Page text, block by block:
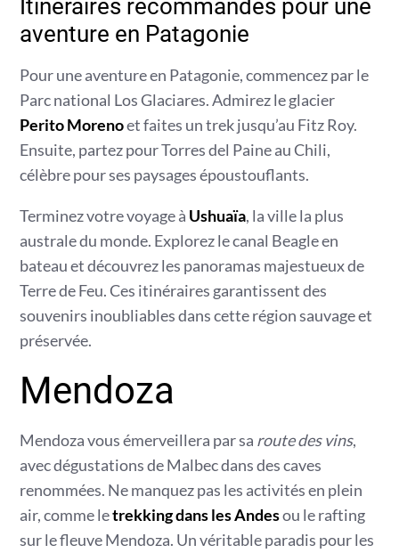
Itinéraires recommandés pour une
aventure en Patagonie
Pour une aventure en Patagonie, commencez par le
Parc national Los Glaciares. Admirez le glacier
Perito Morenoet faites un trek jusqu’au Fitz Roy.
Ensuite, partez pour Torres del Paine au Chili,
célèbre pour ses paysages époustouflants.
Terminez votre voyage à Ushuaïa, la ville la plus
australe du monde. Explorez le canal Beagle en
bateau et découvrez les panoramas majestueux de
Terre de Feu. Ces itinéraires garantissent des
souvenirs inoubliables dans cette région sauvage et
préservée.
Mendoza
Mendoza vous émerveillera par sa route des vins,
avec dégustations de Malbec dans des caves
renommées. Ne manquez pas les activités en plein
air, comme letrekking dans les Andesou le rafting
sur le fleuve Mendoza. Un véritable paradis pour les